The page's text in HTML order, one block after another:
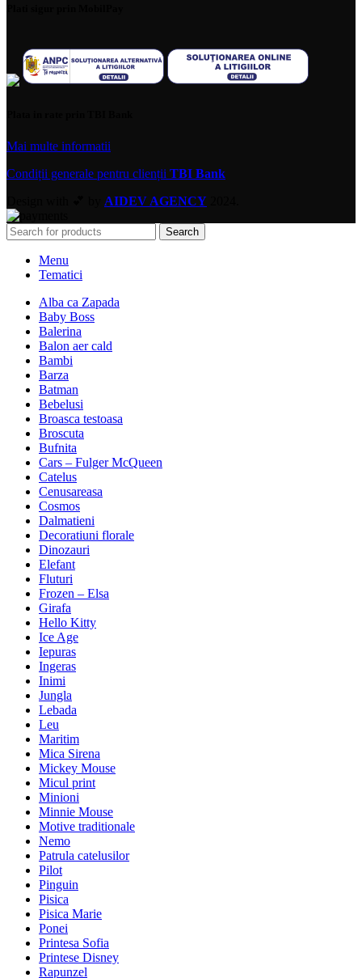
Mai multe informatii
Condiții generale pentru clienții TBI Bank
AIDEV AGENCY
Search
Menu
Tematici
Alba ca Zapada
Baby Boss
Balerina
Balon aer cald
Bambi
Barza
Batman
Bebelusi
Broasca testoasa
Broscuta
Bufnita
Cars – Fulger McQueen
Catelus
Cenusareasa
Cosmos
Dalmatieni
Decoratiuni florale
Dinozauri
Elefant
Fluturi
Frozen – Elsa
Girafa
Hello Kitty
Ice Age
Iepuras
Ingeras
Inimi
Jungla
Lebada
Leu
Maritim
Mica Sirena
Mickey Mouse
Micul print
Minioni
Minnie Mouse
Motive traditionale
Nemo
Patrula catelusilor
Pilot
Pinguin
Pisica
Pisica Marie
Ponei
Printesa Sofia
Printese Disney
Rapunzel